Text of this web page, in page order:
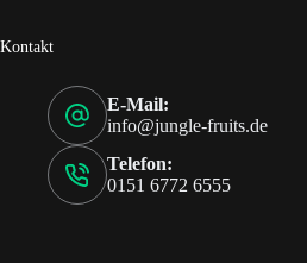
Kontakt
E-Mail:
info@jungle-fruits.de
Telefon:
0151 6772 6555